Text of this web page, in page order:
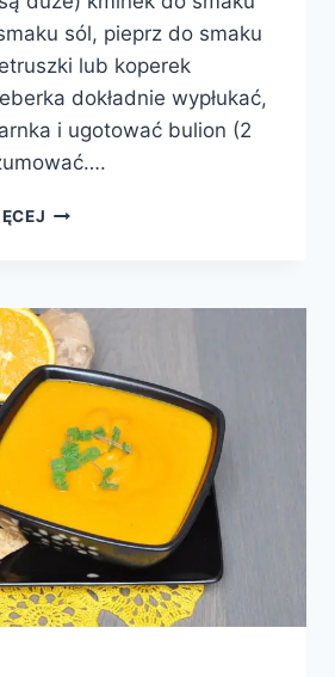
sól, pieprz do smaku
lub koperek
dokładnie wypłukać,
i ugotować bulion (2
ZUPA